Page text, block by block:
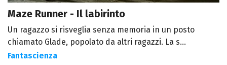
Maze Runner - Il labirinto
Un ragazzo si risveglia senza memoria in un posto
chiamato Glade, popolato da altri ragazzi. La s...
Fantascienza